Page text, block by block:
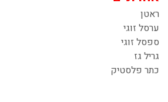
ראטן
ערסל זוגי
ספסל זוגי
גריל גז
כתר פלסטיק